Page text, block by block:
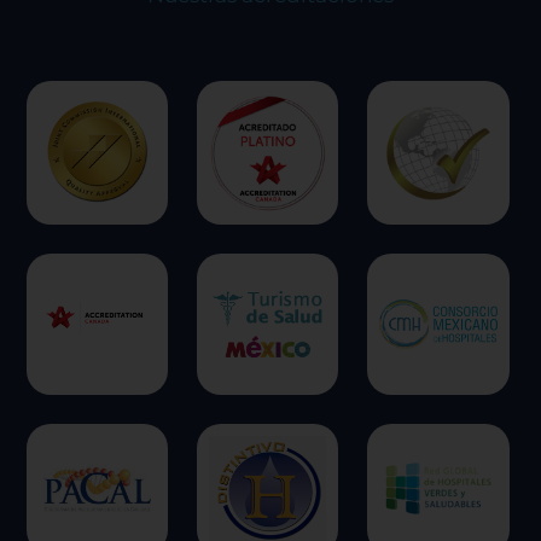
Permitir todas
Sistema de personalización de cookies
Cookies dirigidas
Cookies de funcionalidad
Cookies de rendimiento